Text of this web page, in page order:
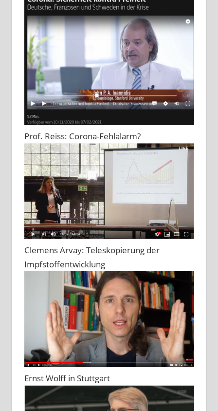
Prof. Reiss: Corona-Fehlalarm?
Clemens Arvay: Teleskopierung der
Impfstoffentwicklung
Ernst Wolff in Stuttgart